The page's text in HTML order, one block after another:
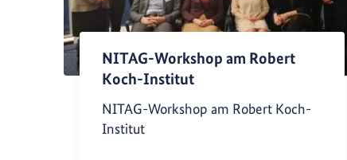
NITAG-Workshop am Robert
Koch-Institut
NITAG-Workshop am Robert Koch-
Institut